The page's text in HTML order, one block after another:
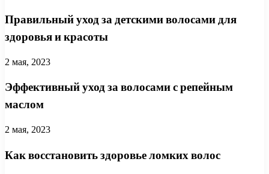
Правильный уход за детскими волосами для
здоровья и красоты
2 мая, 2023
Эффективный уход за волосами с репейным
маслом
2 мая, 2023
Как восстановить здоровье ломких волос